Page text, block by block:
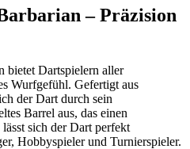
– Präzision
bietet Dartspielern aller
Wurfgefühl. Gefertigt aus
der Dart durch sein
Barrel aus, das einen
sich der Dart perfekt
Hobbyspieler und Turnierspieler.